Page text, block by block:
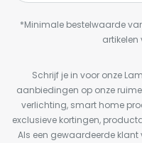
*Minimale bestelwaarde
artikelen
Schrijf je in voor onze
aanbiedingen op onze
verlichting, smart home
exclusieve kortingen,
Als een gewaardeerde